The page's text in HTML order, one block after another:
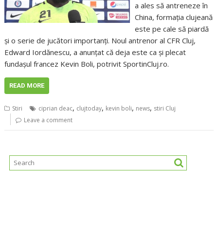
a ales să antreneze în
China, formaţia clujeană
este pe cale să piardă
şi o serie de jucători importanţi. Noul antrenor al CFR Cluj,
Edward Iordănescu, a anunţat că deja este ca şi plecat
fundaşul francez Kevin Boli, potrivit SportinCluj.ro.
READ MORE
Stiri ciprian deac, clujtoday, kevin boli, news, stiri Cluj
Leave a comment